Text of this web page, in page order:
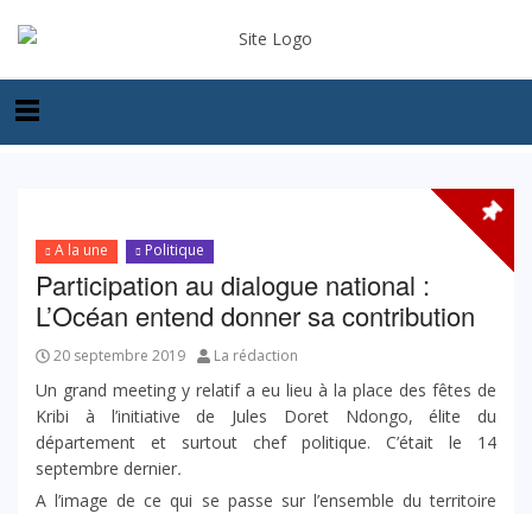
A la une Politique
Participation au dialogue national :
L’Océan entend donner sa contribution
20 septembre 2019 La rédaction
Un grand meeting y relatif a eu lieu à la place des fêtes de
Kribi à l’initiative de Jules Doret Ndongo, élite du
département et surtout chef politique. C’était le 14
septembre dernier.
A l’image de ce qui se passe sur l’ensemble du territoire